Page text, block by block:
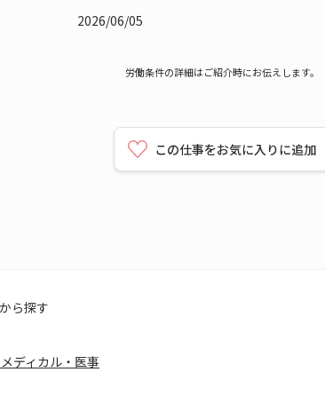
2026/06/05
労働条件の詳細はご紹介時にお伝えします。
この仕事をお気に入りに追加
ら探す
ディカル・医事